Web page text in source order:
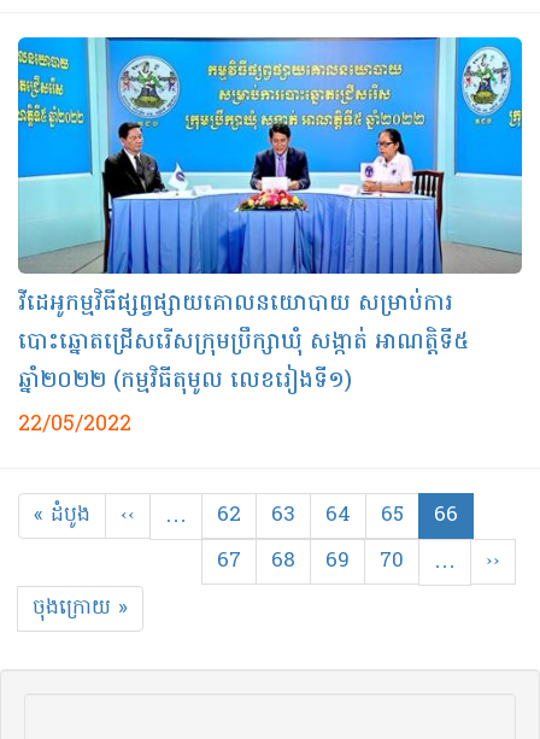
វីដេអូកម្មវិធីផ្សព្វផ្សាយគោលនយោបាយ សម្រាប់ការ
បោះឆ្នោតជ្រើសរើសក្រុមប្រឹក្សាឃុំ សង្កាត់ អាណត្តិទី៥
ឆ្នាំ២០២២ (កម្មវិធីតុមូល លេខរៀងទី១)
22/05/2022
Pagination
First
page
« ដំបូង
Previous
page
‹‹ … Page
62 Page
63 Page
64 Page
65
Current
page
66
Page
67 Page
68 Page
69 Page
70 …
Next
page
››
Last
page
ចុងក្រោយ »